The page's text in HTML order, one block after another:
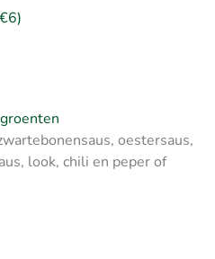
oestersaus,
look, chili en peper of